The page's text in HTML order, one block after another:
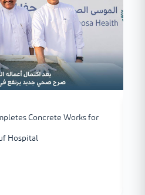
Concrete Works for
Hospital